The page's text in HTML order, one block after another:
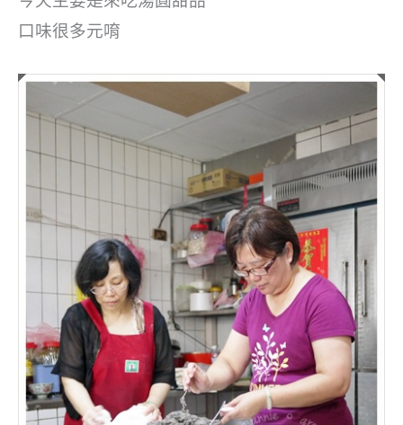
口味很多元唷